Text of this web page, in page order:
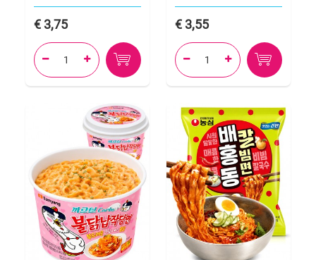
3,75
 
3,55
 